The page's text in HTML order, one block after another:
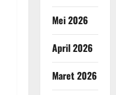
Mei 2026
April 2026
Maret 2026